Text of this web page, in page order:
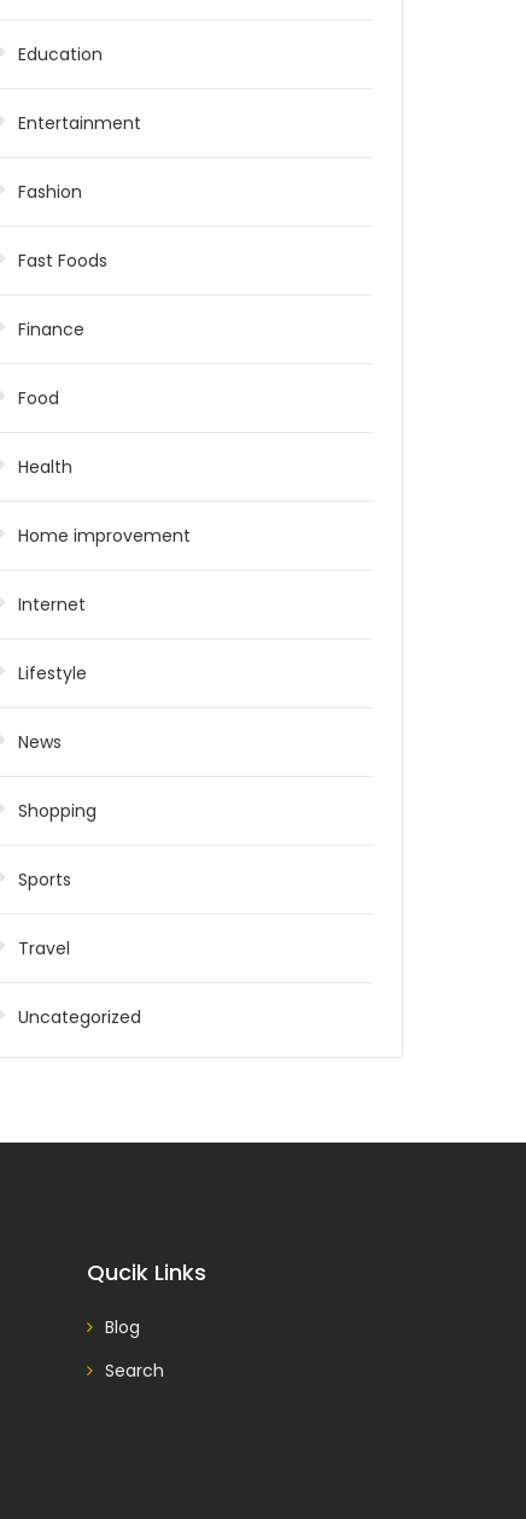
Education
Entertainment
Fashion
Fast Foods
Finance
Food
Health
Home improvement
Internet
Lifestyle
News
Shopping
Sports
Travel
Uncategorized
Qucik Links
Blog
Search